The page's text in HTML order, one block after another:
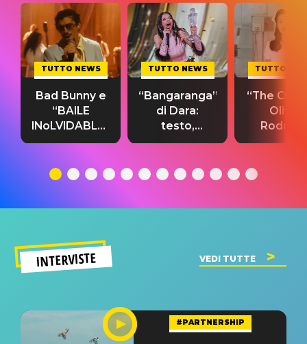
TUTTO NEWS
Bad Bunny e
“BAILE
INoLVIDABLE”:
testo,
significato
TUTTO NEWS
“Bangaranga”
di Dara:
testo,
traduzione e
del singolo
TUTTO
“The
Olivia
testo,
INTERVISTE VEDI TUTTE
#PARTNERSHIP